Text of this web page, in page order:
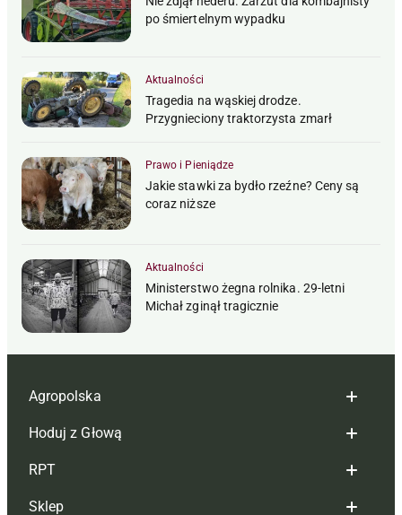
po śmiertelnym wypadku
Aktualności
Tragedia na wąskiej drodze.
Przygnieciony traktorzysta zmarł
Prawo i Pieniądze
Jakie stawki za bydło rzeźne? Ceny są
coraz niższe
Aktualności
Ministerstwo żegna rolnika. 29-letni
Michał zginął tragicznie
Agropolska
Redakcja
Reklama
Tagi
Hoduj z Głową
Hoduj z głową bydło
Hoduj z głową świnie
RPT
Sklep